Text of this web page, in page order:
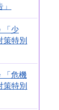
「少
策特別
「危機
策特別